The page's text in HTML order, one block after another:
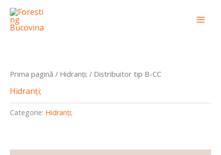
conținut
Skip
content
Prima pagină / Hidranți; / Distribuitor tip B-CC
Hidranți;
Categorie: Hidranți;